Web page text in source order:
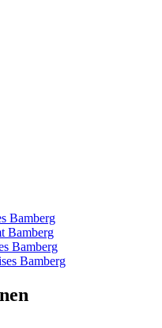
Bamberg
Bamberg
Bamberg
Bamberg